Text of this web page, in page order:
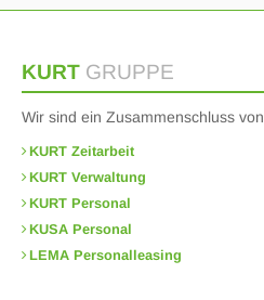
KURT GRUPPE
Wir sind ein Zusammenschluss von
KURT Zeitarbeit
KURT Verwaltung
KURT Personal
KUSA Personal
LEMA Personalleasing